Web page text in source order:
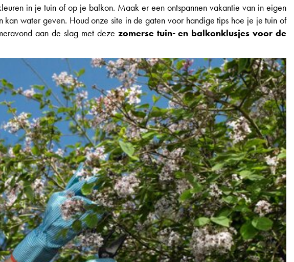
in je tuin of op je balkon. Maak er een ontspannen vakantie van in eigen
water geven. Houd onze site in de gaten voor handige tips hoe je je tuin of
aan de slag met deze zomerse tuin- en balkonklusjes voor de